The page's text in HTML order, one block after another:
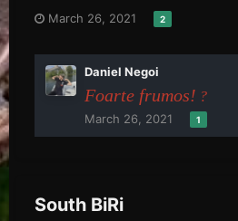
March 26, 2021 2
Daniel Negoi
Foarte frumos! ?
March 26, 2021 1
South BiRi